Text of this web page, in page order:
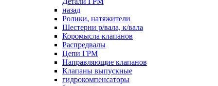
назад
Ролики, натяжители
Шестерни р/вала, к/вала
Коромысла клапанов
Распредвалы
Цепи ГРМ
Направляющие клапанов
Клапаны выпускные
гидрокомпенсаторы